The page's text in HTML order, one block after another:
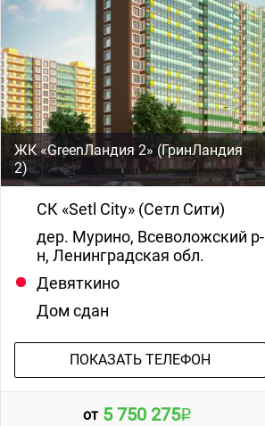
ЖК «GreenЛандия 2» (ГринЛандия
2)
СК «Setl City» (Сетл Сити)
дер. Мурино, Всеволожский р-
н, Ленинградская обл.
Девяткино
Дом сдан
ПОКАЗАТЬ ТЕЛЕФОН
от 5 750 275